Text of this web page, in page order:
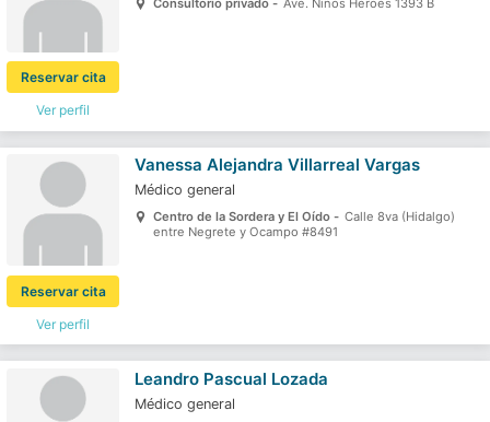
Ver perfil
Reservar cita
Ver perfil
Reservar cita
Vanessa Alejandra Villarreal Vargas
Médico general
Centro de la Sordera y El Oído - Calle 8va (Hidalgo)
entre Negrete y Ocampo #8491
Leandro Pascual Lozada
Médico general